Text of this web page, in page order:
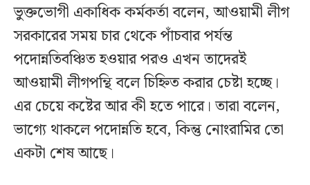
ভুক্তভোগী একাধিক কর্মকর্তা বলেন, আওয়ামী লীগ
সরকারের সময় চার থেকে পাঁচবার পর্যন্ত
পদোন্নতিবঞ্চিত হওয়ার পরও এখন তাদেরই
আওয়ামী লীগপন্থি বলে চিহ্নিত করার চেষ্টা হচ্ছে।
এর চেয়ে কষ্টের আর কী হতে পারে। তারা বলেন,
ভাগ্যে থাকলে পদোন্নতি হবে, কিন্তু নোংরামির তো
একটা শেষ আছে।